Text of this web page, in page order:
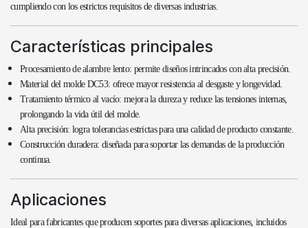
cumpliendo con los estrictos requisitos de diversas industrias.
Características principales
Procesamiento de alambre lento: permite diseños intrincados con alta precisión.
Material del molde DC53: ofrece mayor resistencia al desgaste y longevidad.
Tratamiento térmico al vacío: mejora la dureza y reduce las tensiones internas,
prolongando la vida útil del molde.
Alta precisión: logra tolerancias estrictas para una calidad de producto constante.
Construcción duradera: diseñada para soportar las demandas de la producción
continua.
Aplicaciones
Ideal para fabricantes que producen soportes para diversas aplicaciones, incluidos